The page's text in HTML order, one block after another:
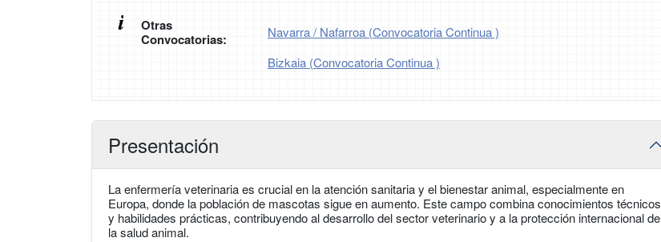
Otras
Convocatorias:
Navarra / Nafarroa (Convocatoria Continua )
Bizkaia (Convocatoria Continua )
Presentación
La enfermería veterinaria es crucial en la atención sanitaria y el bienestar animal, especialmente en
Europa, donde la población de mascotas sigue en aumento. Este campo combina conocimientos técnicos
y habilidades prácticas, contribuyendo al desarrollo del sector veterinario y a la protección internacional de
la salud animal.